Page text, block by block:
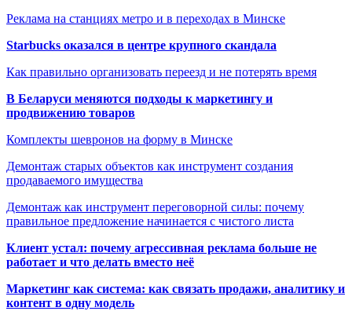
Реклама на станциях метро и в переходах в Минске
Starbucks оказался в центре крупного скандала
Как правильно организовать переезд и не потерять время
В Беларуси меняются подходы к маркетингу и
продвижению товаров
Комплекты шевронов на форму в Минске
Демонтаж старых объектов как инструмент создания
продаваемого имущества
Демонтаж как инструмент переговорной силы: почему
правильное предложение начинается с чистого листа
Клиент устал: почему агрессивная реклама больше не
работает и что делать вместо неё
Маркетинг как система: как связать продажи, аналитику и
контент в одну модель